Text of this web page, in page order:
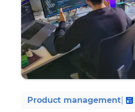
Product management